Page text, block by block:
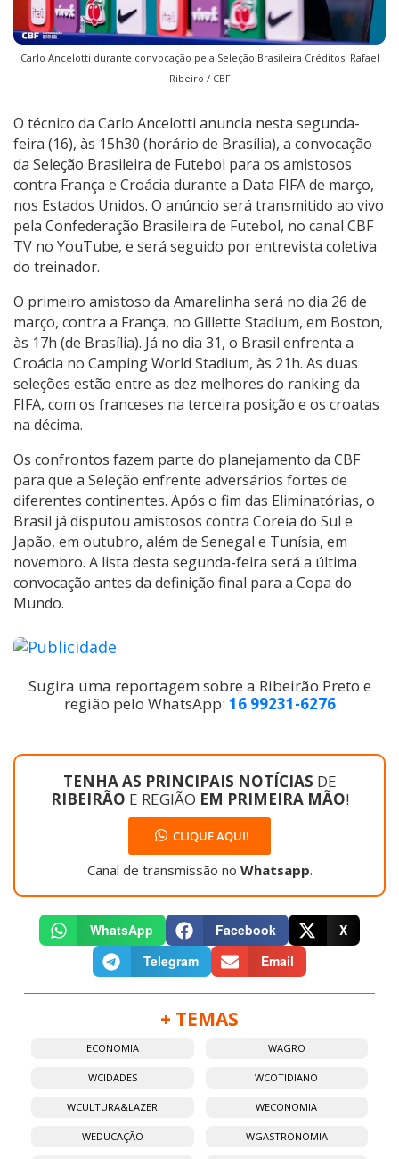
Carlo Ancelotti durante convocação pela Seleção Brasileira Créditos: Rafael
Ribeiro / CBF
O técnico da Carlo Ancelotti anuncia nesta segunda-
feira (16), às 15h30 (horário de Brasília), a convocação
da Seleção Brasileira de Futebol para os amistosos
contra França e Croácia durante a Data FIFA de março,
nos Estados Unidos. O anúncio será transmitido ao vivo
pela Confederação Brasileira de Futebol, no canal CBF
TV no YouTube, e será seguido por entrevista coletiva
do treinador.
O primeiro amistoso da Amarelinha será no dia 26 de
março, contra a França, no Gillette Stadium, em Boston,
às 17h (de Brasília). Já no dia 31, o Brasil enfrenta a
Croácia no Camping World Stadium, às 21h. As duas
seleções estão entre as dez melhores do ranking da
FIFA, com os franceses na terceira posição e os croatas
na décima.
Os confrontos fazem parte do planejamento da CBF
para que a Seleção enfrente adversários fortes de
diferentes continentes. Após o fim das Eliminatórias, o
Brasil já disputou amistosos contra Coreia do Sul e
Japão, em outubro, além de Senegal e Tunísia, em
novembro. A lista desta segunda-feira será a última
convocação antes da definição final para a Copa do
Mundo.
Sugira uma reportagem sobre a Ribeirão Preto e
região pelo WhatsApp: 16 99231-6276
TENHA AS PRINCIPAIS NOTÍCIAS DE
RIBEIRÃO E REGIÃO EM PRIMEIRA MÃO!
CLIQUE AQUI!
Canal de transmissão no Whatsapp.
WhatsApp Facebook
X
Telegram
Email
+ TEMAS
ECONOMIA WAGRO
WCIDADES WCOTIDIANO
WCULTURA&LAZER WECONOMIA
WEDUCAÇÃO WGASTRONOMIA